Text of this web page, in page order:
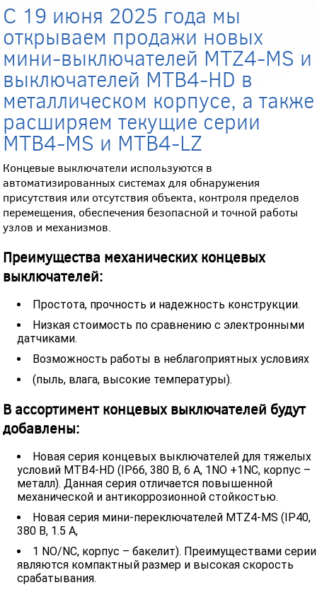
С 19 июня 2025 года мы
открываем продажи новых
мини-выключателей MTZ4-MS и
выключателей MTB4-HD в
металлическом корпусе, а также
расширяем текущие серии
MTB4-MS и MTB4-LZ
Концевые выключатели используются в
автоматизированных системах для обнаружения
присутствия или отсутствия объекта, контроля пределов
перемещения, обеспечения безопасной и точной работы
узлов и механизмов.
Преимущества механических концевых
выключателей:
Простота, прочность и надежность конструкции.
Низкая стоимость по сравнению с электронными
датчиками.
Возможность работы в неблагоприятных условиях
(пыль, влага, высокие температуры).
В ассортимент концевых выключателей будут
добавлены:
Новая серия концевых выключателей для тяжелых
условий MTB4-HD (IP66, 380 В, 6 А, 1NO +1NC, корпус –
металл). Данная серия отличается повышенной
механической и антикоррозионной стойкостью.
Новая серия мини-переключателей MTZ4-MS (IP40,
380 В, 1.5 А,
1 NO/NC, корпус – бакелит). Преимуществами серии
являются компактный размер и высокая скорость
срабатывания.